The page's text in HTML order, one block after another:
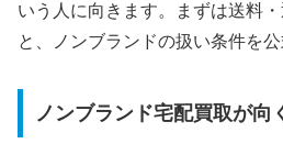
いう人に向きます。まずは送料
と、ノンブランドの扱い条件を公
ノンブランド宅配買取が向